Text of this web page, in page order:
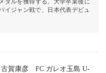
イジャン戦で、日本代表デビュ
古賀康彦 FC ガレオ玉島 U-